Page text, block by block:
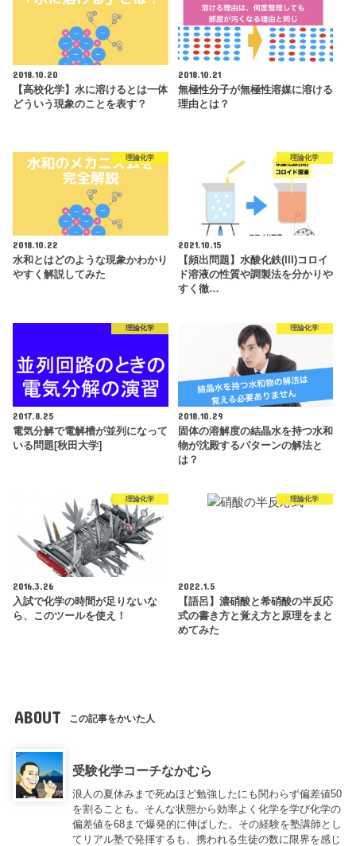
2018.10.20
【高校化学】水に溶けるとは一体
どういう現象のことを表す？
2018.10.21
無極性分子が無極性溶媒に溶ける
理由とは？
理論化学
2018.10.22
水和とはどのような現象かわかり
やすく解説してみた
理論化学
2021.10.15
【頻出問題】水酸化鉄(III)コロイ
ド溶液の性質や調製法を分かりや
すく徹…
理論化学
2017.8.25
電気分解で電解槽が並列になって
いる問題[秋田大学]
理論化学
2018.10.29
固体の溶解度の結晶水を持つ水和
物が沈殿するパターンの解法と
は？
理論化学
2016.3.26
入試で化学の時間が足りないな
ら、このツールを使え！
理論化学
2022.1.5
【語呂】濃硝酸と希硝酸の半反応
式の書き方と覚え方と原理をまと
めてみた
ABOUT この記事をかいた人
受験化学コーチなかむら
浪人の夏休みまで死ぬほど勉強したにも関わらず偏差値50
を割ることも。そんな状態から効率よく化学を学び化学の
偏差値を68まで爆発的に伸ばした。その経験を塾講師とし
てリアル塾で発揮するも、携われる生徒の数に限界を感じ